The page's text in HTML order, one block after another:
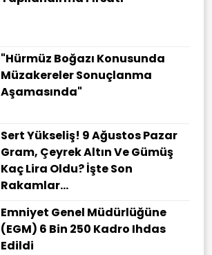
"Hürmüz Boğazı Konusunda
Müzakereler Sonuçlanma
Aşamasında"
Sert Yükseliş! 9 Ağustos Pazar
Gram, Çeyrek Altın Ve Gümüş
Kaç Lira Oldu? İşte Son
Rakamlar...
Emniyet Genel Müdürlüğüne
(EGM) 6 Bin 250 Kadro Ihdas
Edildi